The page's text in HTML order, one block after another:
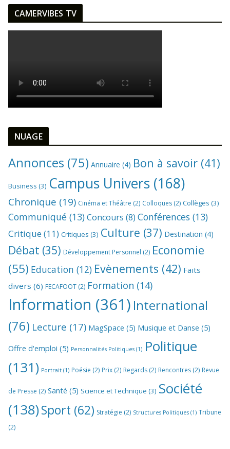
CAMERVIBES TV
NUAGE
Annonces (75) Annuaire (4) Bon à savoir (41)
Business (3) Campus Univers (168)
Chronique (19) Cinéma et Théâtre (2) Colloques (2) Collèges (3)
Communiqué (13)Concours (8) Conférences (13)
Critique(11) Critiques (3) Culture (37) Destination (4)
Débat (35) Développement Personnel (2) Economie
(55) Education (12) Evènements (42) Faits
divers (6) FECAFOOT (2) Formation (14)
Information (361) International
(76) Lecture (17) MagSpace (5) Musique et Danse (5)
Offre d'emploi (5) Personnalités Politiques (1) Politique
(131) Portrait (1) Poésie (2) Prix (2) Regards (2) Rencontres (2) Revue
de Presse (2) Santé (5) Science et Technique (3) Société
(138)Sport (62) Stratégie (2) Structures Politiques (1) Tribune
(2)